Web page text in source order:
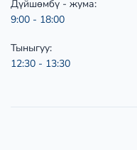
Дүйшөмбү - жума:
9:00 - 18:00
Тыныгуу:
12:30 - 13:30